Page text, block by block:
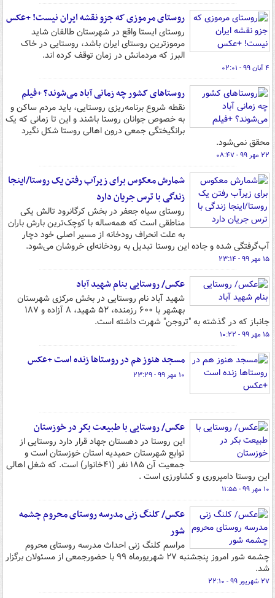
روستای مرموزی که جزو نقشه ایران نیست! +عکس
روستای ایستا واقع در شهرستان طالقان شاید
مرموزترین روستای ایران باشد، روستایی در خاک
البرز که مردمانش در زمان توقف کرده اند.
۴ آبان ۹۹ - ۰۲:۰۱
روستاهای کشور چه زمانی آباد می‌شوند؟ +فیلم
نقطه شروع برنامه‌ریزی روستایی، باید مردم ساکن و
به خصوص جوانان روستا باشند و این تا زمانی که یک
برانگیختگی جمعی درون اهالی روستا شکل نگیرد
محقق نمی‌شود.
۲۲ مهر ۹۹ - ۰۸:۴۷
شمارش معکوس برای زیرآب رفتن یک روستا/اینجا
زندگی با ترس جریان دارد
روستای سیاه جعفر در بخش کرگانرود تالش یکی
مناطقی است که همه‌ساله با کوچک‌ترین بارش باران
به علت انحراف رودخانه از مسیر اصلی خود دچار
آب‌گرفتگی شده و جاده این روستا تبدیل به رودخانه‌ای خروشان می‌شود.
۱۵ مهر ۹۹ - ۲۳:۱۴
عکس/ روستایی بنام شهید آباد
شهید آباد نام روستایی در بخش مرکزی شهرستان
بهشهر با ۶۰۰ رزمنده، ۵۲ شهید، ۸ آزاده و ۱۸۷
جانباز که در گذشته به "تروجن" شهرت داشته است.
۱۵ مهر ۹۹ - ۱۰:۲۲
مسجد هنوز هم در روستاها زنده است +عکس
۱۰ مهر ۹۹ - ۲۳:۲۹
عکس/ روستایی با طبیعت بکر در خوزستان
این روستا در دهستان جهاد قرار دارد روستایی از
توابع شهرستان حمیدیه استان خوزستان است و
جمعیت آن ۱۸۵ نفر (۴۱خانوار) است. که شغل اهالی
این روستا دامپروری و کشاورزی است .
۱۰ مهر ۹۹ - ۱۱:۵۵
عکس/ کلنگ زنی مدرسه روستای محروم چشمه
شور
مراسم کلنگ زنی احداث مدرسه روستای محروم
چشمه شور امروز پنجشنبه ۲۷ شهریورماه ۹۹ با حضورجمعی از مسئولان برگزار
شد.
۲۷ شهریور ۹۹ - ۲۲:۱۰